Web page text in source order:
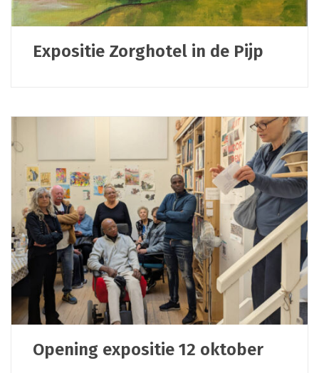
Expositie Zorghotel in de Pijp
Opening expositie 12 oktober